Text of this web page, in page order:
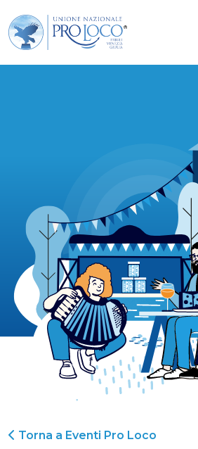
Torna a Eventi Pro Loco